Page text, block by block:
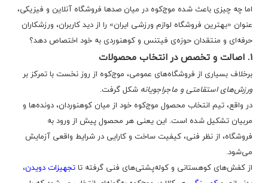
اما چه چیزی باعث شده موج‌کوه در میان صدها فروشگاه آنلاین و فیزیکی،
عنوان «بهترین فروشگاه لوازم ورزشی ایران» را از دید کاربران، ورزشکاران
حرفه‌ای و منتقدان حوزه‌ی فیتنس و کوهنوردی به خود اختصاص دهد؟
۱. اصالت و تخصص در انتخاب محصولات
برخلاف بسیاری از فروشگاه‌های عمومی، موج‌کوه از روز نخست با تمرکز بر
ورزش‌های استقامتی و ماجراجویانه شکل گرفت.
در واقع، تیم انتخاب محصول موج‌کوه خود از میان کوهنوردان، دونده‌ها و
مربیان تشکیل شده است. این یعنی هر محصول پیش از ورود به
فروشگاه، از نظر فنی، کیفیت ساخت و کارایی در شرایط واقعی آزمایش
می‌شود.
از کفش‌های کوهستانی و کوله‌پشتی‌های فنی گرفته تا تجهیزات دویدن،